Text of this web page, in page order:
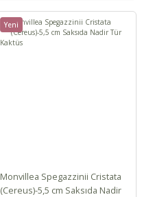
Yeni
Monvillea Spegazzinii Cristata
(Cereus)-5,5 cm Saksıda Nadir